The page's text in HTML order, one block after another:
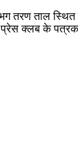
तरण ताल
प्रेस क्लब के